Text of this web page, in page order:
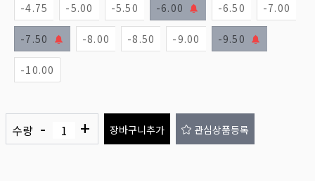
-4.75 -5.00 -5.50 -6.00 -6.50 -7.00
-7.50 -8.00 -8.50 -9.00 -9.50
-10.00
수량 - + 장바구니추가 관심상품등록